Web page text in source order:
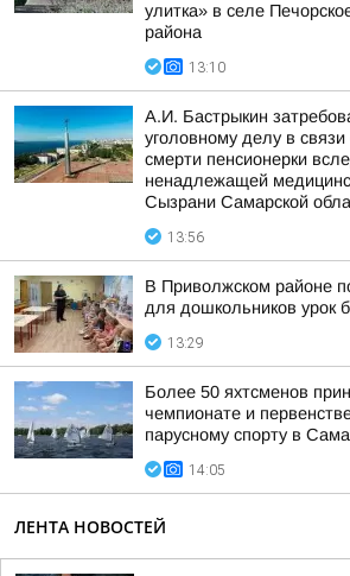
улитка» в селе
района
13:10
А.И. Бастрыкин
уголовному делу в
смерти пенсионерки
ненадлежащей
Сызрани Самарской
13:56
В Приволжском районе
для дошкольников урок
13:29
Более 50 яхтсменов
чемпионате и
парусному спорту в
14:05
ЛЕНТА НОВОСТЕЙ